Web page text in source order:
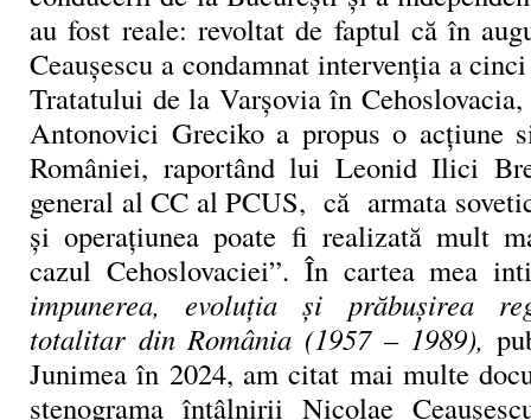
au fost reale: revoltat de faptul că în
Ceaușescu a condamnat intervenția a
Tratatului de la Varșovia în
Antonovici Greciko a propus o acțiune
României, raportând lui Leonid Ilici
general al CC al PCUS, că armata
și operațiunea poate fi realizată mult
cazul Cehoslovaciei”. În cartea mea
impunerea, evoluția și prăbușirea
totalitar din România (1957 – 1989),
Junimea în 2024, am citat mai multe
stenograma întâlnirii Nicolae